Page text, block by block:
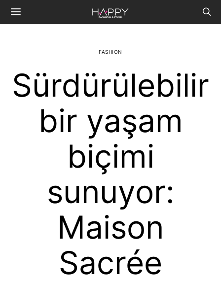
FASHION
Sürdürülebilir
bir yaşam
biçimi
sunuyor:
Maison
Sacrée